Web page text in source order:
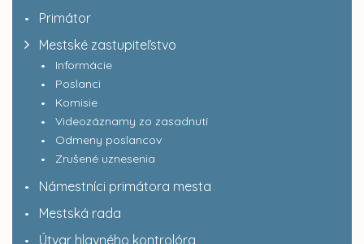
Primátor
Mestské zastupiteľstvo
Informácie
Poslanci
Komisie
Videozáznamy zo zasadnutí
Odmeny poslancov
Zrušené uznesenia
Námestníci primátora mesta
Mestská rada
Útvar hlavného kontrolóra